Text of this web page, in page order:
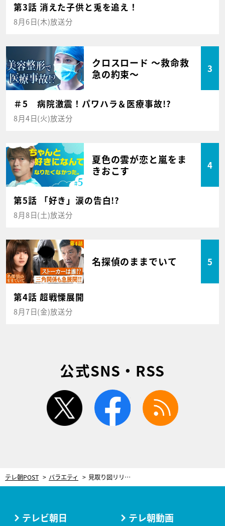
第3話 消えた子供と兎を追え！
8月6日(木)放送分
クロスロード ～救命救
急の約束～
3
＃5 病院激震！パワハラ＆医療事故!?
8月4日(火)放送分
夏色の雲が恋と嵐をま
きおこす
4
第5話 「好き」涙の告白!?
8月8日(土)放送分
名探偵のままでいて 5
第4話 超戦慄展開
8月7日(金)放送分
公式SNS・RSS
twitter facebook
テレ朝POST バラエティ 見取り図リリー、ネイリスト試験の結果に放心 3カ月に及ぶ修行の成果に「テレビとかじゃなく…」
テレビ朝日 テレ朝動画